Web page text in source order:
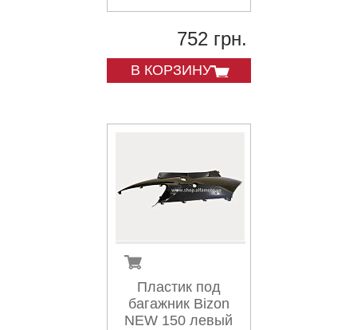
752 грн.
В КОРЗИНУ
Пластик под
багажник Bizon
NEW 150 левый